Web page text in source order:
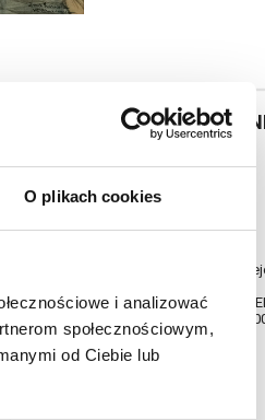
O plikach cookies
i analizować
społecznościowym,
od Ciebie lub
Franciszek
poł. XX w.)
58
akwarela, papier
sygn. p. d.:
estymacja: 2 500 - 3